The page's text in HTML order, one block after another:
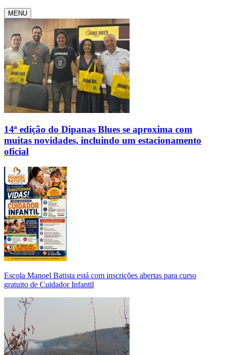
MENU
14ª edição do Dipanas Blues se aproxima com
muitas novidades, incluindo um estacionamento
oficial
Escola Manoel Batista está com inscrições abertas para curso
gratuito de Cuidador Infantil